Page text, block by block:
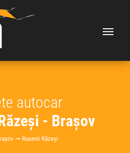
autocar
- Brașov
➞ Rusenii Răzeși